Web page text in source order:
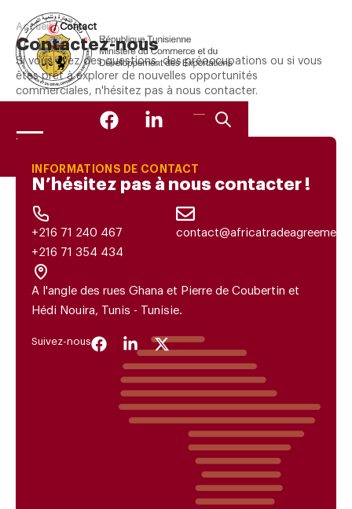
Accueil/Contact
Contactez-nous
Si vous avez des questions, des préoccupations ou si vous
êtes prêt à explorer de nouvelles opportunités
commerciales, n'hésitez pas à nous contacter.
INFORMATIONS DE CONTACT
N’hésitez pas à nous contacter !
+216 71 240 467
+216 71 354 434
A l'angle des rues Ghana et Pierre de Coubertin et
Hédi Nouira, Tunis - Tunisie.
Suivez-nous